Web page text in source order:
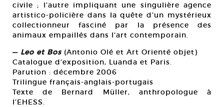
civile ; l’autre impliquant une singulière agence
artistico-policière dans la quête d’un mystérieux
collectionneur fasciné par la présence des
animaux empaillés dans l’art contemporain.
— Leo et Bos (Antonio Olé et Art Orienté objet)
Catalogue d’exposition, Luanda et Paris.
Parution : décembre 2006
Trilingue français-anglais-portugais
Texte de Bernard Müller, anthropologue à
l’EHESS.